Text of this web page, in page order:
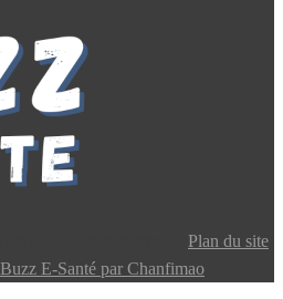
Plan du site
Buzz E-Santé par Chanfimao